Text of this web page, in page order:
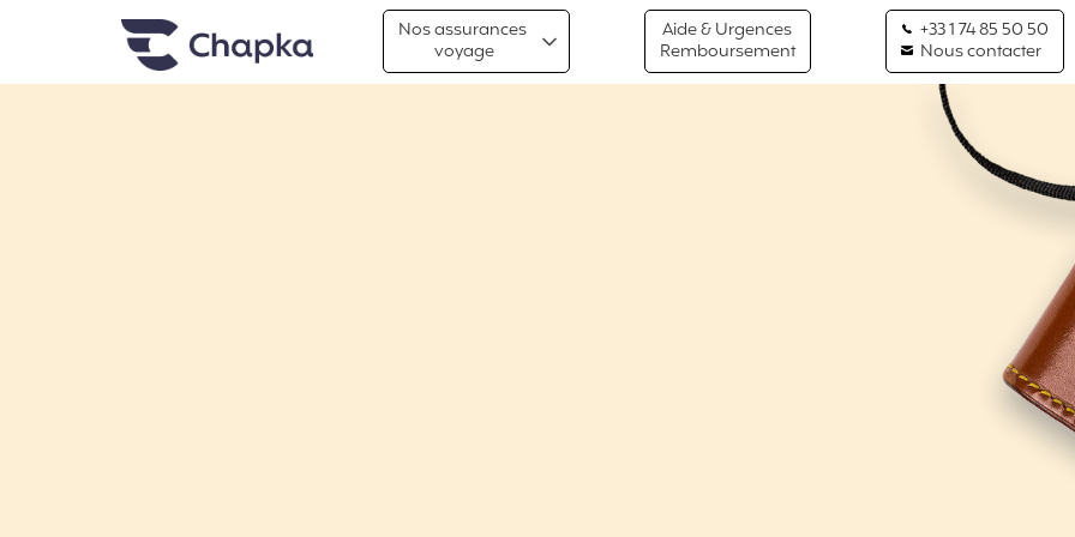
Chapka Assurances Voyages
Nos assurances
voyage
Aide & Urgences
Remboursement
+33 1 74 85 50 50
Nous contacter